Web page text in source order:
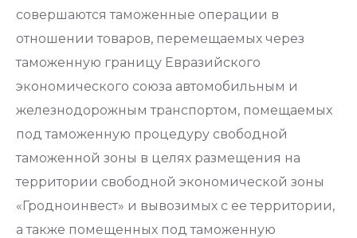
совершаются таможенные операции в
отношении товаров, перемещаемых через
таможенную границу Евразийского
экономического союза автомобильным и
железнодорожным транспортом, помещаемых
под таможенную процедуру свободной
таможенной зоны в целях размещения на
территории свободной экономической зоны
«Гродноинвест» и вывозимых с ее территории,
а также помещенных под таможенную